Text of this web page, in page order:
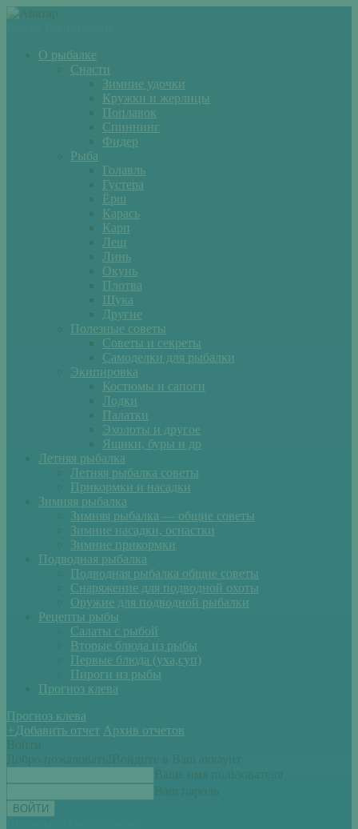
О рыбалке
Снасти
Зимние удочки
Кружки и жерлицы
Поплавок
Спиннинг
Фидер
Рыба
Голавль
Густера
Ёрш
Карась
Карп
Лещ
Линь
Окунь
Плотва
Щука
Другие
Полезные советы
Советы и секреты
Самоделки для рыбалки
Экипировка
Костюмы и сапоги
Лодки
Палатки
Эхолоты и другое
Ящики, буры и др
Летняя рыбалка
Летняя рыбалка советы
Прикормки и насадки
Зимняя рыбалка
Зимняя рыбалка — общие советы
Зимние насадки, оснастки
Зимние прикормки
Подводная рыбалка
Подводная рыбалка общие советы
Снаряжение для подводной охоты
Оружие для подводной рыбалки
Рецепты рыбы
Салаты с рыбой
Вторые блюда из рыбы
Первые блюда (уха,суп)
Пироги из рыбы
Прогноз клева
Прогноз клева
+ Добавить отчет Архив отчетов
Войти
Добро пожаловать! Войдите в Ваш аккаунт
Ваше имя пользователя
Ваш пароль